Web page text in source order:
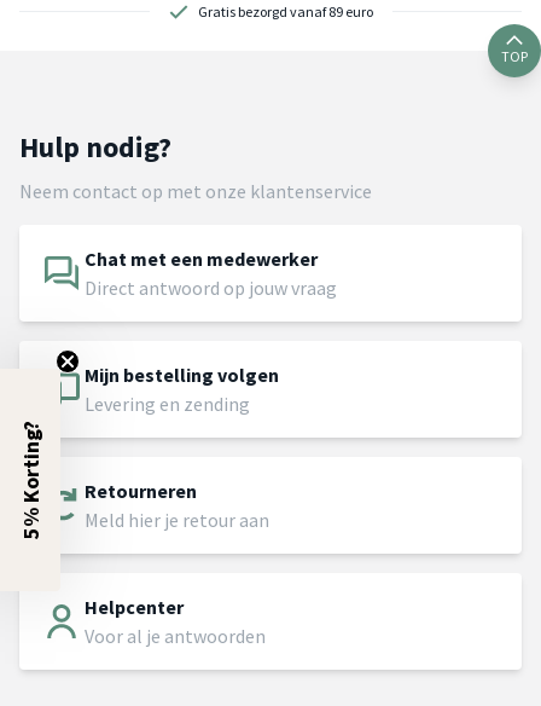
Gratis bezorgd vanaf 89 euro
TOP
Hulp nodig?
Neem contact op met onze klantenservice
Chat met een medewerker
Direct antwoord op jouw vraag
Mijn bestelling volgen
Levering en zending
Retourneren
Meld hier je retour aan
Helpcenter
Voor al je antwoorden
5% Korting?